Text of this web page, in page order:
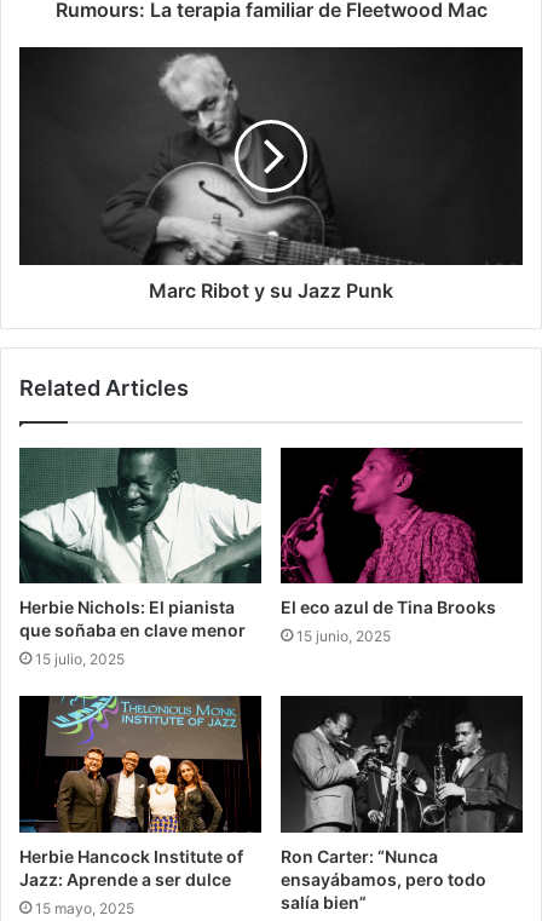
Rumours: La terapia familiar de Fleetwood Mac
Marc Ribot y su Jazz Punk
Related Articles
Herbie Nichols: El pianista
que soñaba en clave menor
15 julio, 2025
El eco azul de Tina Brooks
15 junio, 2025
Herbie Hancock Institute of
Jazz: Aprende a ser dulce
15 mayo, 2025
Ron Carter: “Nunca
ensayábamos, pero todo
salía bien”